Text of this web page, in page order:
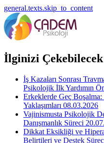
general.texts.skip_to_content
İlginizi
İş Kazaları Sonrası
Psikolojik İlk Yardımın
Erkeklerde Geç
Yaklaşımları 08.03.2026
Vajinismusta Psikolojik
Danışmanlık Süreci
Dikkat Eksikliği ve
Belirtileri ve Destek